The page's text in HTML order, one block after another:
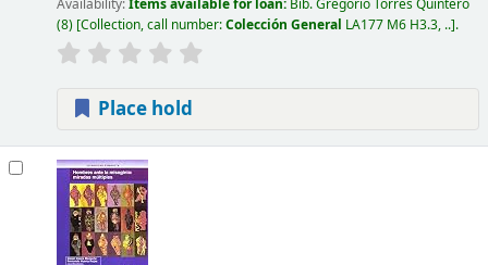
Availability:Items available for loan: Bib. Gregorio Torres Quintero
(8) Collection, call number:Colección General LA177 M6 H3.3, .. .
Place hold